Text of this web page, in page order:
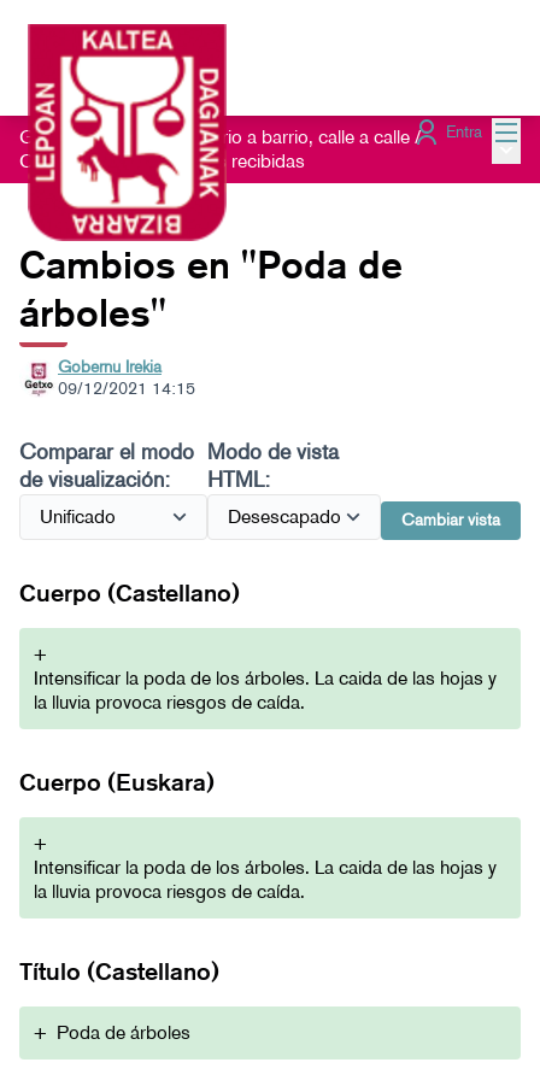
Entra
Getxo Txukun 2021 - Barrio a barrio, calle a calle /
Consulta las Sugerencias recibidas
Cambios en "Poda de
árboles"
Gobernu Irekia
09/12/2021 14:15
Comparar el modo
de visualización:
Modo de vista
HTML:
Cambiar vista
Cuerpo (Castellano)
+
Intensificar la poda de los árboles. La caida de las hojas y
la lluvia provoca riesgos de caída.
Cuerpo (Euskara)
+
Intensificar la poda de los árboles. La caida de las hojas y
la lluvia provoca riesgos de caída.
Título (Castellano)
+ Poda de árboles